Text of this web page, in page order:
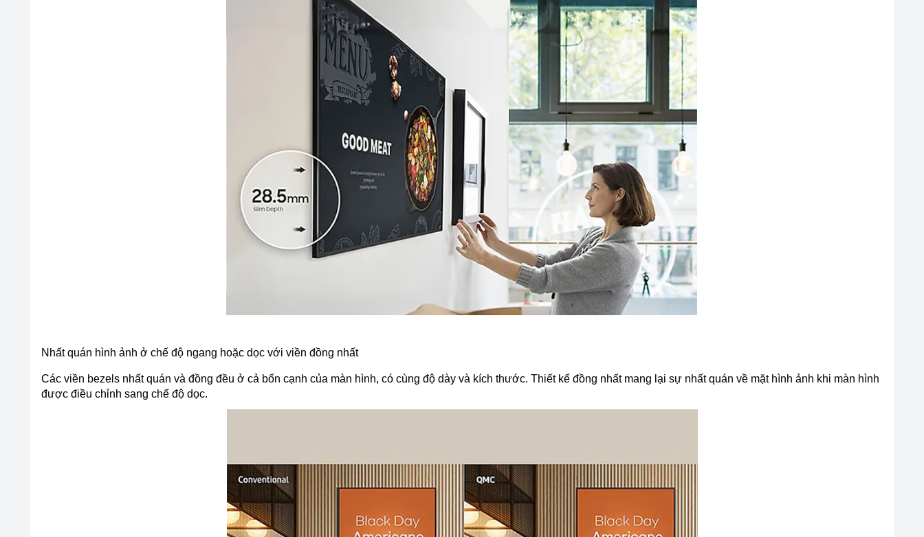
Nhất quán hình ảnh ở chế độ ngang hoặc dọc với viền đồng nhất
Các viền bezels nhất quán và đồng đều ở cả bốn cạnh của màn hình, có cùng độ dày và kích thước. Thiết kế đồng nhất mang lại sự nhất quán về mặt hình ảnh khi màn hình
được điều chỉnh sang chế độ dọc.